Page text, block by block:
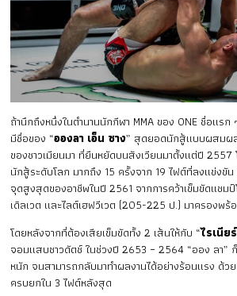
ถ้านึกถึงหนึ่งในตำนานนักกีฬา MMA ของ ONE ชื่อแร
มีชื่อของ “อองลา เอ็น ซาง” สุดยอดนักสู้แบบผสมผ
ของชาวเมียนมา ที่ยืนหยัดบนสังเวียนมาตั้งแต่ปี 2557
นักสู้ระดับโลก มากถึง 15 ครั้งจาก 19 ไฟต์ที่ลงแข่งขั
จุดสูงสุดของอาชีพในปี 2561 จากการคว้าเข็มขัดแชมป์
เดิลเวต และไลต์เฮฟวีเวต (205-225 ป.) มาครองพร้
โดยหลังจากที่ต้องเสียเข็มขัดทั้ง 2 เส้นให้กับ “ไรเนีย
จอมแสบชาวดัตช์ ในช่วงปี 2653 – 2564 “ออง ลา”
หนัก จนสามารถกลับมาทำผลงานได้อย่างร้อนแรง ด้ว
ครบยกใน 3 ไฟต์หลังสุด